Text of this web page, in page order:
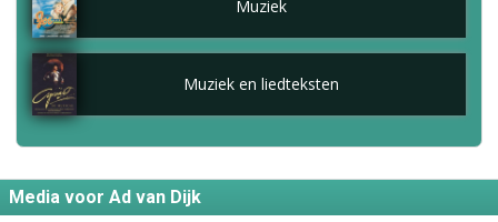
Muziek
Muziek en liedteksten
Media voor Ad van Dijk